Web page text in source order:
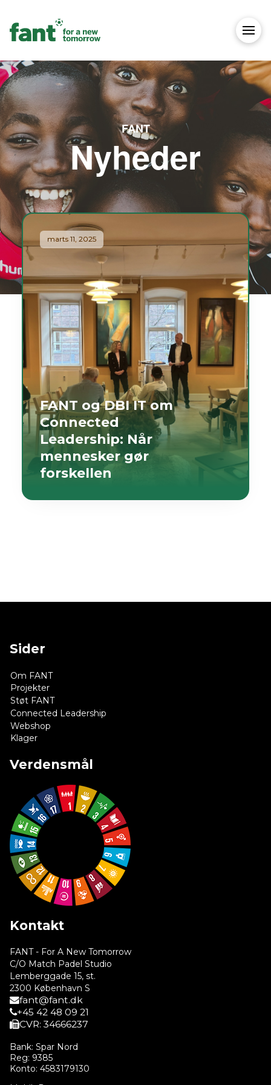
FANT
Nyheder
marts 11, 2025
FANT og DBI IT om
Connected
Leadership: Når
mennesker gør
forskellen
Sider
Om FANT
Projekter
Støt FANT
Connected Leadership
Webshop
Klager
Verdensmål
Kontakt
FANT - For A New Tomorrow
C/O Match Padel Studio
Lemberggade 15, st.
2300 København S
fant@fant.dk
+45 42 48 09 21
CVR: 34666237
Bank: Spar Nord
Reg: 9385
Konto: 4583179130